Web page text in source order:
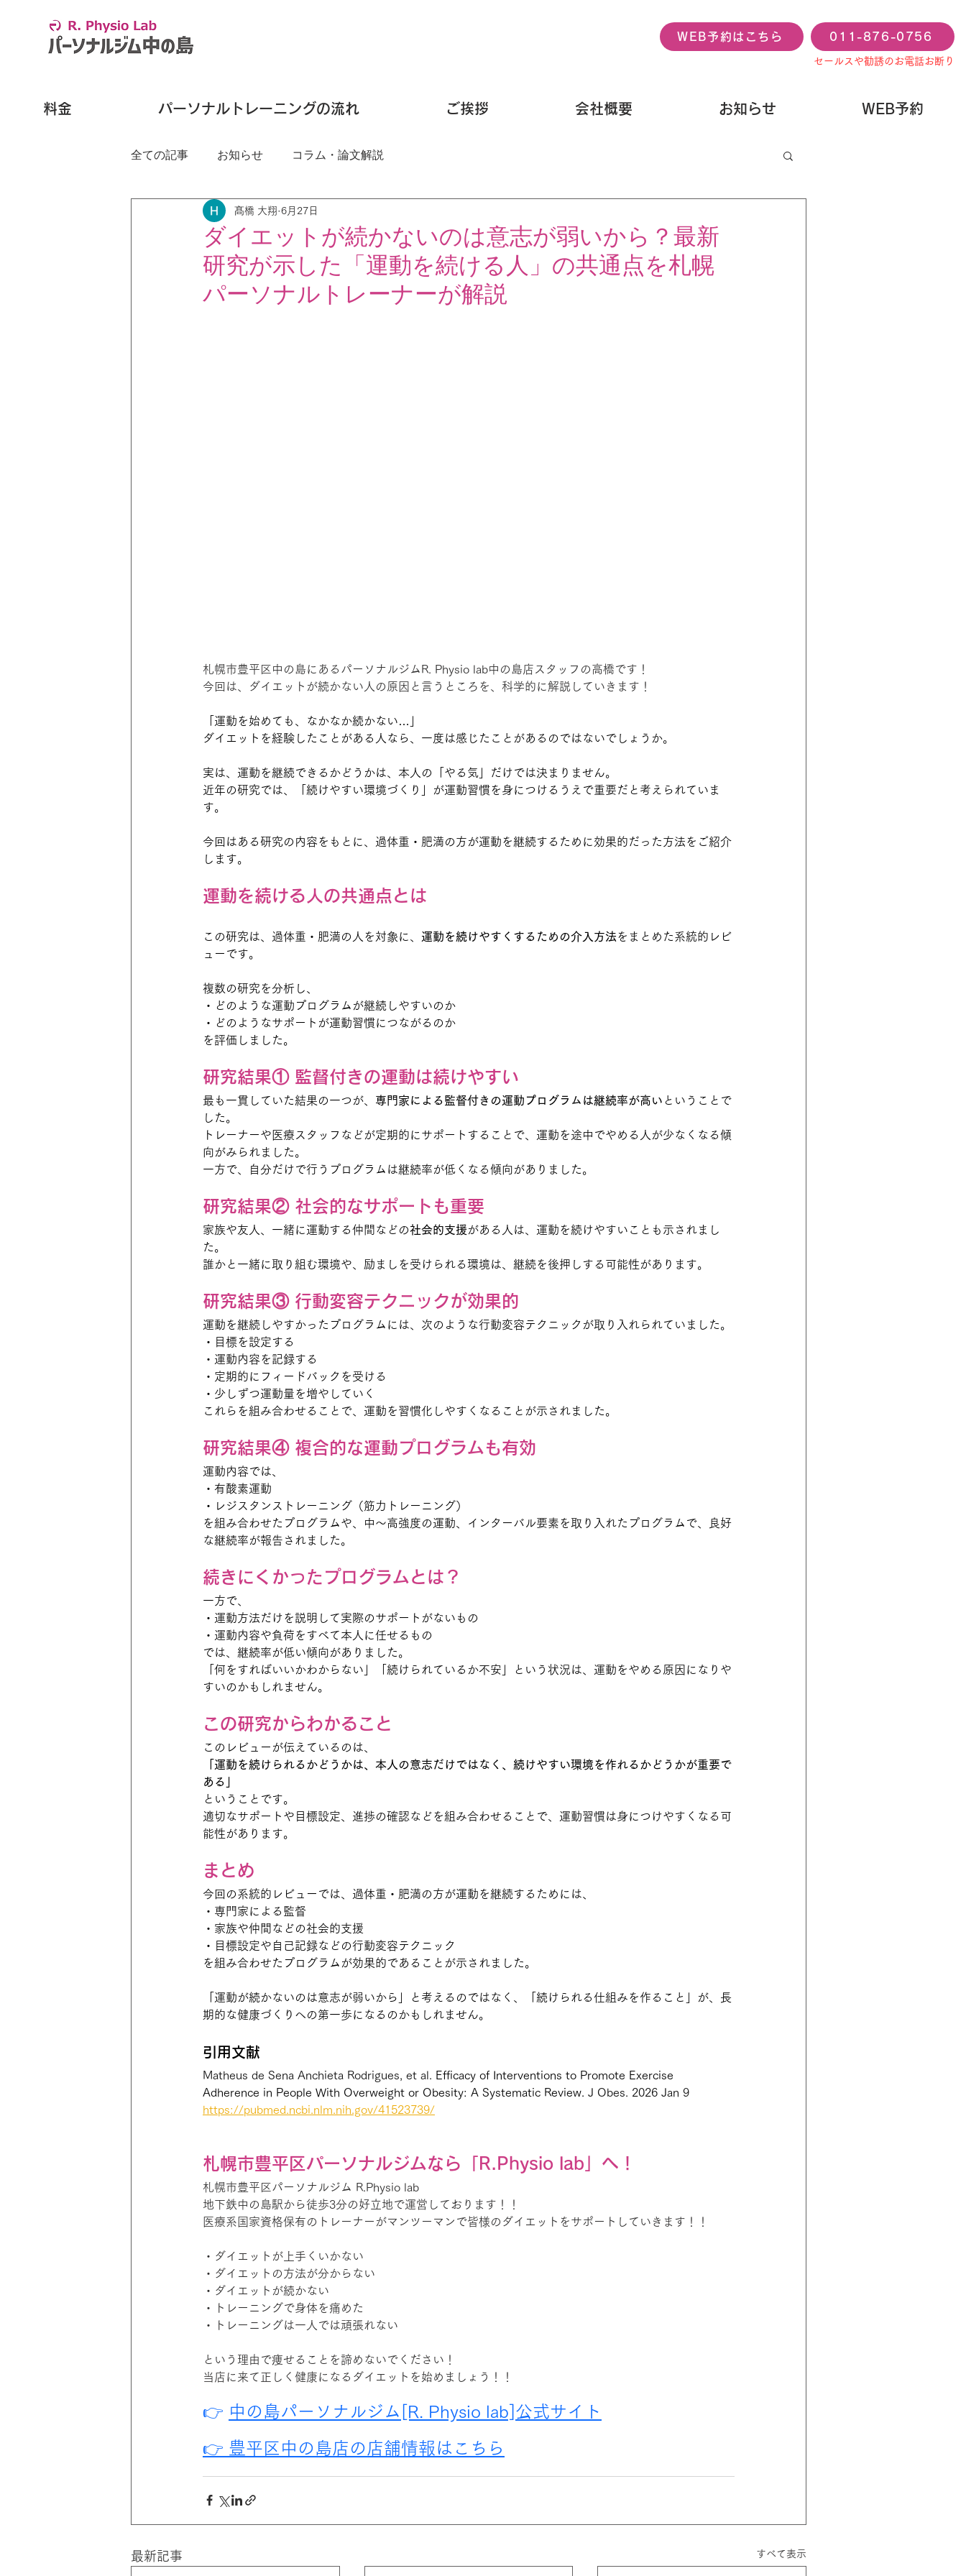
WEB予約はこちら 011-876-0756
セールスや勧誘のお電話お断り
料金 パーソナルトレーニングの流れ ご挨拶 会社概要 お知らせ WEB予約
全ての記事 お知らせ コラム・論文解説
ダイエットが続かないのは意志が弱いから？最新
研究が示した「運動を続ける人」の共通点を札幌
パーソナルトレーナーが解説
髙橋 大翔 6月27日
札幌市豊平区中の島にあるパーソナルジムR. Physio lab中の島店スタッフの高橋です！
今回は、ダイエットが続かない人の原因と言うところを、科学的に解説していきます！
「運動を始めても、なかなか続かない…」
ダイエットを経験したことがある人なら、一度は感じたことがあるのではないでしょうか。
実は、運動を継続できるかどうかは、本人の「やる気」だけでは決まりません。
近年の研究では、「続けやすい環境づくり」が運動習慣を身につけるうえで重要だと考えられていま
す。
今回はある研究の内容をもとに、過体重・肥満の方が運動を継続するために効果的だった方法をご紹介
します。
運動を続ける人の共通点とは
この研究は、過体重・肥満の人を対象に、 運動を続けやすくするための介入方法をまとめた系統的レビ
ューです。
複数の研究を分析し、
・どのような運動プログラムが継続しやすいのか
・どのようなサポートが運動習慣につながるのか
を評価しました。
研究結果① 監督付きの運動は続けやすい
最も一貫していた結果の一つが、 専門家による監督付きの運動プログラムは継続率が高い ということで
した。
トレーナーや医療スタッフなどが定期的にサポートすることで、運動を途中でやめる人が少なくなる傾
向がみられました。
一方で、自分だけで行うプログラムは継続率が低くなる傾向がありました。
研究結果② 社会的なサポートも重要
家族や友人、一緒に運動する仲間などの社会的支援がある人は、運動を続けやすいことも示されまし
た。
誰かと一緒に取り組む環境や、励ましを受けられる環境は、継続を後押しする可能性があります。
研究結果③ 行動変容テクニックが効果的
運動を継続しやすかったプログラムには、次のような行動変容テクニックが取り入れられていました。
・目標を設定する
・運動内容を記録する
・定期的にフィードバックを受ける
・少しずつ運動量を増やしていく
これらを組み合わせることで、運動を習慣化しやすくなることが示されました。
研究結果④ 複合的な運動プログラムも有効
運動内容では、
・有酸素運動
・レジスタンストレーニング（筋力トレーニング）
を組み合わせたプログラムや、中〜高強度の運動、インターバル要素を取り入れたプログラムで、良好
な継続率が報告されました。
続きにくかったプログラムとは？
一方で、
・運動方法だけを説明して実際のサポートがないもの
・運動内容や負荷をすべて本人に任せるもの
では、継続率が低い傾向がありました。
「何をすればいいかわからない」「続けられているか不安」という状況は、運動をやめる原因になりや
すいのかもしれません。
この研究からわかること
このレビューが伝えているのは、
「運動を続けられるかどうかは、本人の意志だけではなく、続けやすい環境を作れるかどうかが重要で
ある」
ということです。
適切なサポートや目標設定、進捗の確認などを組み合わせることで、運動習慣は身につけやすくなる可
能性があります。
まとめ
今回の系統的レビューでは、過体重・肥満の方が運動を継続するためには、
・専門家による監督
・家族や仲間などの社会的支援
・目標設定や自己記録などの行動変容テクニック
を組み合わせたプログラムが効果的であることが示されました。
「運動が続かないのは意志が弱いから」と考えるのではなく、「続けられる仕組みを作ること」が、長
期的な健康づくりへの第一歩になるのかもしれません。
引用文献
Matheus de Sena Anchieta Rodrigues, et al.
Efficacy of Interventions to Promote Exercise
Adherence in People With Overweight or Obesity: A Systematic Review. J Obes . 2026 Jan 9
https://pubmed.ncbi.nlm.nih.gov/41523739/
札幌市豊平区パーソナルジムなら「R.Physio lab」へ！
札幌市豊平区パーソナルジム R.Physio lab
地下鉄中の島駅から徒歩3分の好立地で運営しております！！
医療系国家資格保有のトレーナーがマンツーマンで皆様のダイエットをサポートしていきます！！
・ダイエットが上手くいかない
・ダイエットの方法が分からない
・ダイエットが続かない
・トレーニングで身体を痛めた
・トレーニングは一人では頑張れない
という理由で痩せることを諦めないでください！
当店に来て正しく健康になるダイエットを始めましょう！！
👉 中の島パーソナルジム[R. Physio lab]公式サイト
👉 豊平区中の島店の店舗情報はこちら
最新記事 すべて表示